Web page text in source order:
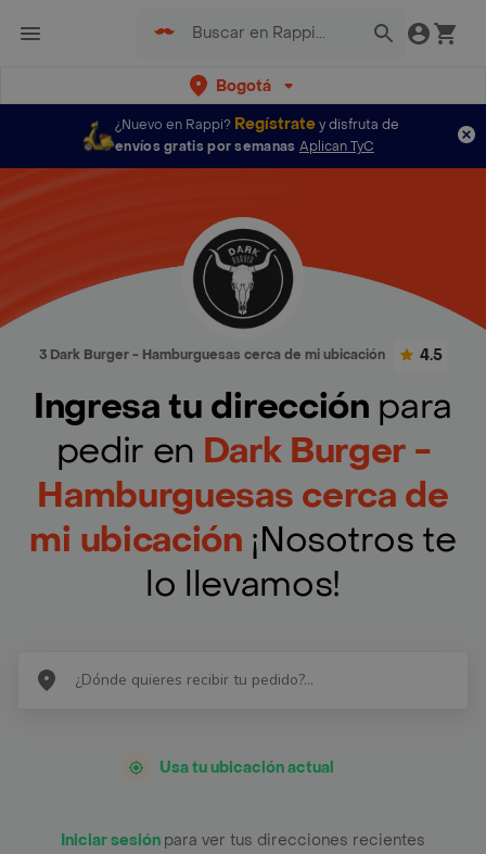
Bogotá
¿Nuevo en Rappi? Regístratey disfruta de
envíos gratis por semanas Aplican TyC
3 Dark Burger - Hamburguesas cerca de mi ubicación 4.5
Ingresa tu dirección para
pedir en Dark Burger -
Hamburguesas cerca de
mi ubicación ¡Nosotros te
lo llevamos!
Usa tu ubicación actual
Iniciar sesión para ver tus direcciones recientes